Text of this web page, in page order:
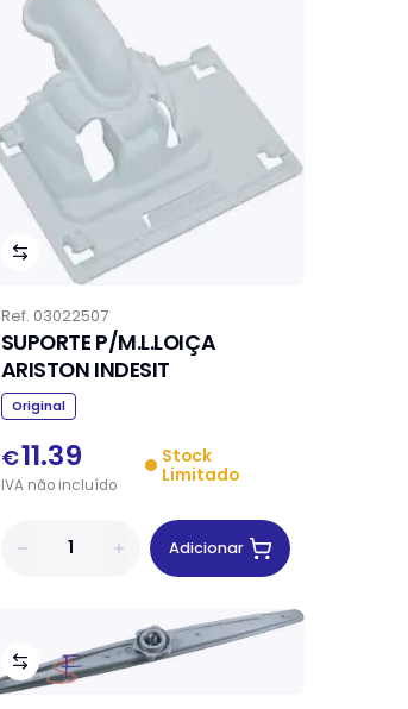
Ref. 03022507
SUPORTE P/M.L.LOIÇA
ARISTON INDESIT
Original
€11.39
IVAnãoincluído
Stock
Limitado
Adicionar